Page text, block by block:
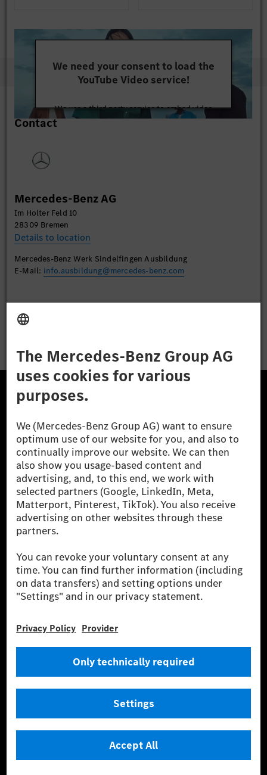
We need your consent to load the
YouTube Video service!
We use a third party service to embed video
content that may collect data about your activity.
Contact
Mercedes-Benz AG
Im Holter Feld 10
28309 Bremen
Details to location
Mercedes-Benz Werk Sindelfingen Ausbildung
E-Mail: info.ausbildung@mercedes-benz.com
The Mercedes-Benz Group AG (former Daimler AG) is
one of the world's most successful automotive
companies. With Mercedes-Benz AG, we are one of
the leading global suppliers of premium and luxury
cars and vans. Mercedes-Benz Mobility AG offers
financing, leasing, car subscription and car rental,
fleet management, digital services for charging and
payment, insurance brokerage, as well as innovative
mobility services.
Learn more
Technical Support Hotline Contact
Locations
Do not sell or share my personal information (CCPA & CPRA)